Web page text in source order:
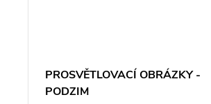
PROSVĚTLOVACÍ OBRÁZKY -
PODZIM